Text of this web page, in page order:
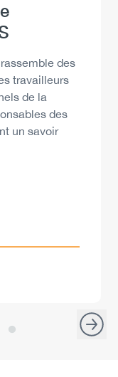
des
travailleurs
de la
des
un savoir